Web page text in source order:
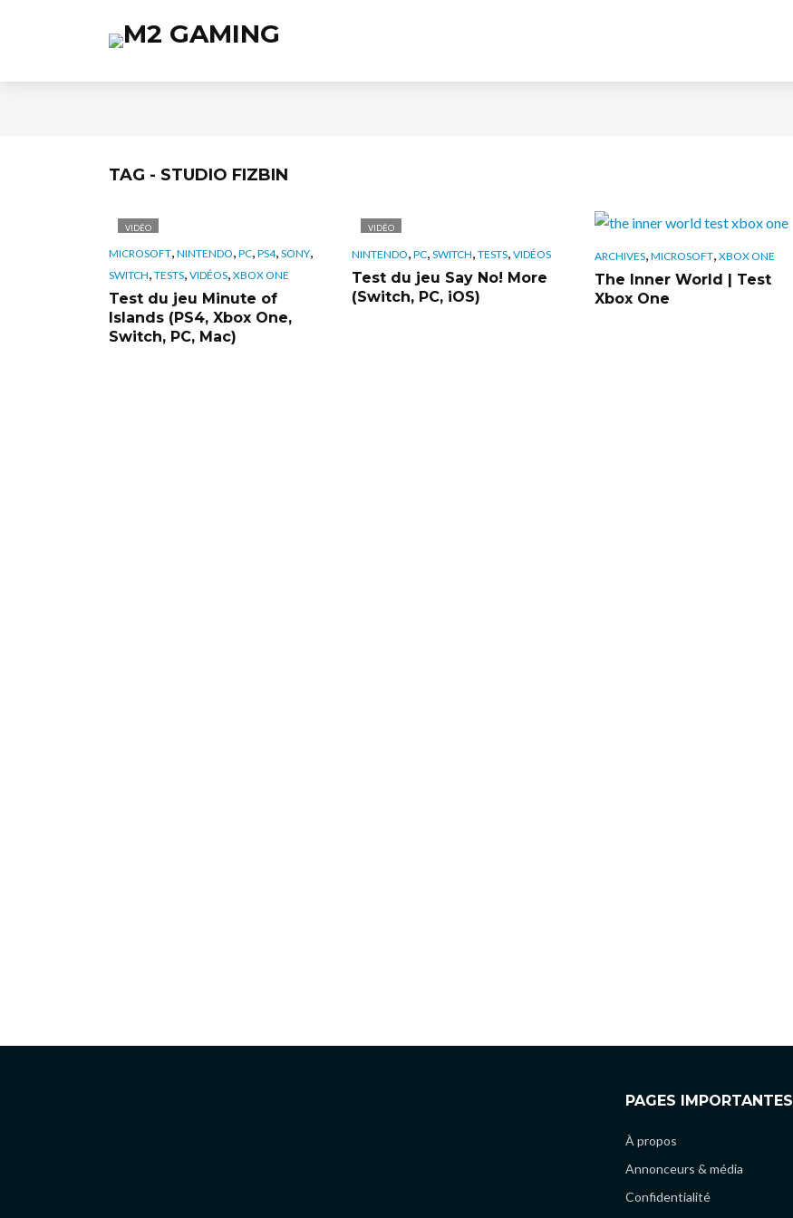
TAG - STUDIO FIZBIN
VIDÉO
MICROSOFT, NINTENDO, PC, PS4, SONY,
SWITCH, TESTS, VIDÉOS, XBOX ONE
Test du jeu Minute of
Islands (PS4, Xbox One,
Switch, PC, Mac)
VIDÉO
NINTENDO, PC, SWITCH, TESTS, VIDÉOS
Test du jeu Say No! More
(Switch, PC, iOS)
ARCHIVES, MICROSOFT, XBOX ONE
The Inner World | Test
Xbox One
PAGES IMPORTANTES
À propos
Annonceurs & média
Confidentialité